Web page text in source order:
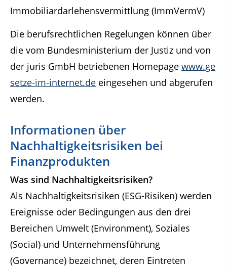
Immobiliardarlehensvermittlung (ImmVermV)
Die berufsrechtlichen Regelungen können über
die vom Bundesministerium der Justiz und von
der juris GmbH betriebenen Homepage www.ge
setze-im-internet.de eingesehen und abgerufen
werden.
Informationen über
Nachhaltigkeitsrisiken bei
Finanzprodukten
Was sind Nachhaltigkeitsrisiken?
Als Nachhaltigkeitsrisiken (ESG-Risiken) werden
Ereignisse oder Bedingungen aus den drei
Bereichen Umwelt (Environment), Soziales
(Social) und Unternehmensführung
(Governance) bezeichnet, deren Eintreten